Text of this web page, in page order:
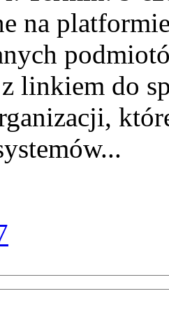
na
linkiem do